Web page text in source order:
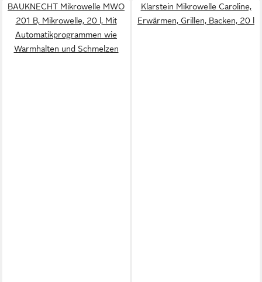
BAUKNECHT Mikrowelle MWO
201 B, Mikrowelle, 20 l, Mit
Automatikprogrammen wie
Warmhalten und Schmelzen
Klarstein Mikrowelle Caroline,
Erwärmen, Grillen, Backen, 20 l